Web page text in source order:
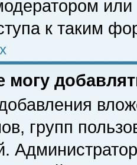
к таким
могу
групп